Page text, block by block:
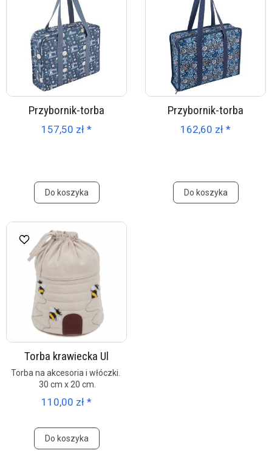
Przybornik-torba
157,50 zł *
Do koszyka
Przybornik-torba
162,60 zł *
Do koszyka
Torba krawiecka Ul
Torba na akcesoria i włóczki.
30 cm x 20 cm.
110,00 zł *
Do koszyka